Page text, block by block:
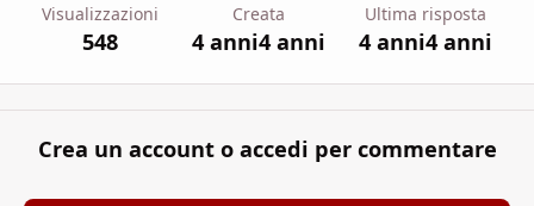
Visualizzazioni
548
Creata
4 anni4 anni
Ultima risposta
4 anni4 anni
Crea un account o accedi per commentare